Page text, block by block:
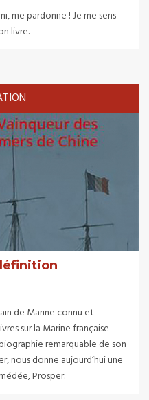
me pardonne ! Je me sens
livre.
de Marine connu et
sur la Marine française
remarquable de son
nous donne aujourd’hui une
Prosper.